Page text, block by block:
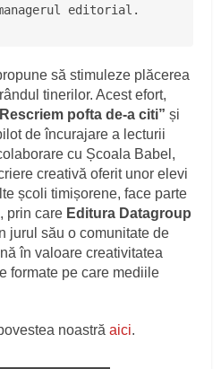
editorial.
să stimuleze plăcerea
tinerilor. Acest efort,
pofta de-a citi” și
de încurajare a lecturii
cu Școala Babel,
creativă oferit unor elevi
școli timișorene, face parte
prin care Editura Datagroup
jurul său o comunitate de
în valoare creativitatea
formate pe care mediile
noastră aici.